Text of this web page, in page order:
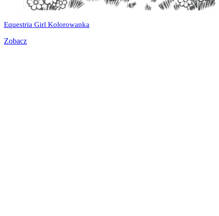
Equestria Girl Kolorowanka
Zobacz